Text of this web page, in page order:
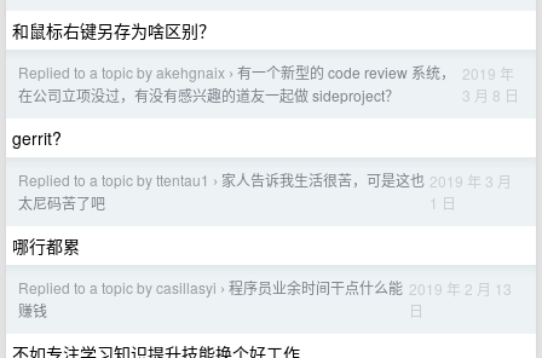
和鼠标右键另存为啥区别？
Replied to a topic by akehgnaix › 有一个新型的 code review 系统，
在公司立项没过，有没有感兴趣的道友一起做 sideproject？
2019 年
3 月 8 日
gerrit?
Replied to a topic by ttentau1 › 家人告诉我生活很苦，可是这也
太尼码苦了吧
2019 年 3 月
1 日
哪行都累
Replied to a topic by casillasyi › 程序员业余时间干点什么能
赚钱
2019 年 2 月 13
日
不如专注学习知识提升技能换个好工作